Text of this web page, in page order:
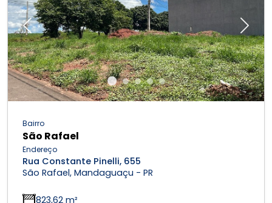
Previous Next
Bairro
São Rafael
Endereço
Rua Constante Pinelli, 655
São Rafael, Mandaguaçu - PR
823,62 m²